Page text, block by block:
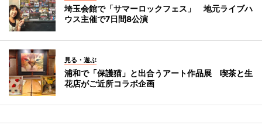
埼玉会館で「サマーロックフェス」 地元ライブハ
ウス主催で7日間8公演
見る・遊ぶ
浦和で「保護猫」と出合うアート作品展 喫茶と生
花店がご近所コラボ企画